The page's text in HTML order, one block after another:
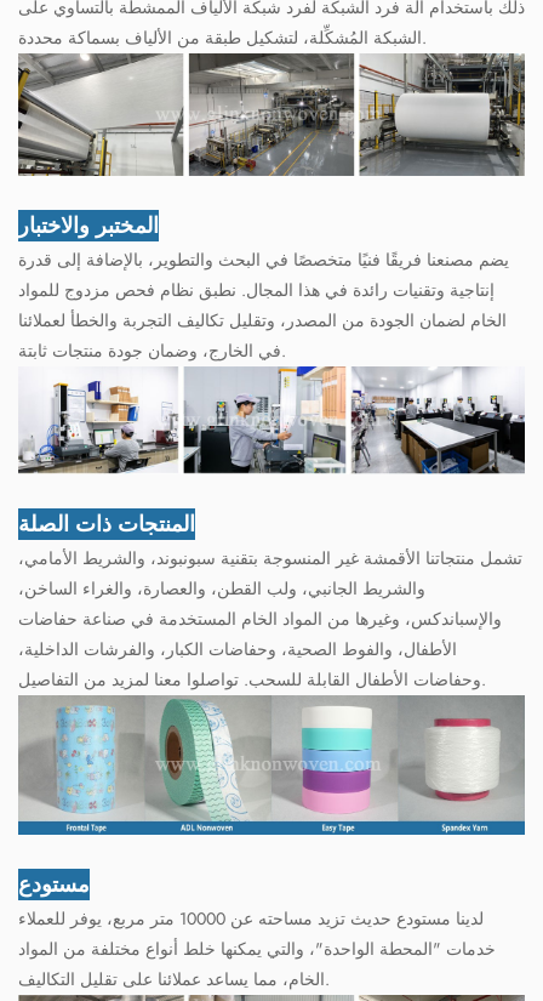
ذلك باستخدام آلة فرد الشبكة لفرد شبكة الألياف الممشطة بالتساوي على
الشبكة المُشكِّلة، لتشكيل طبقة من الألياف بسماكة محددة.
المختبر والاختبار
يضم مصنعنا فريقًا فنيًا متخصصًا في البحث والتطوير، بالإضافة إلى قدرة
إنتاجية وتقنيات رائدة في هذا المجال. نطبق نظام فحص مزدوج للمواد
الخام لضمان الجودة من المصدر، وتقليل تكاليف التجربة والخطأ لعملائنا
في الخارج، وضمان جودة منتجات ثابتة.
المنتجات ذات الصلة
تشمل منتجاتنا الأقمشة غير المنسوجة بتقنية سبونبوند، والشريط الأمامي،
والشريط الجانبي، ولب القطن، والعصارة، والغراء الساخن،
والإسباندكس، وغيرها من المواد الخام المستخدمة في صناعة حفاضات
الأطفال، والفوط الصحية، وحفاضات الكبار، والفرشات الداخلية،
وحفاضات الأطفال القابلة للسحب. تواصلوا معنا لمزيد من التفاصيل.
مستودع
لدينا مستودع حديث تزيد مساحته عن 10000 متر مربع، يوفر للعملاء
خدمات "المحطة الواحدة"، والتي يمكنها خلط أنواع مختلفة من المواد
الخام، مما يساعد عملائنا على تقليل التكاليف.